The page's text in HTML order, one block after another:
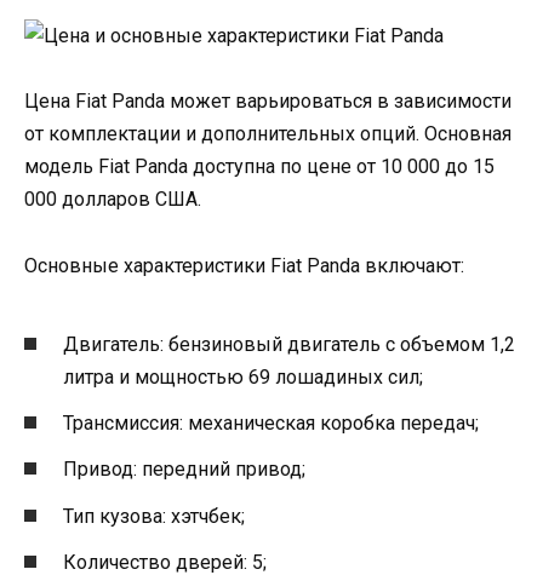
Цена Fiat Panda может варьироваться в зависимости
от комплектации и дополнительных опций. Основная
модель Fiat Panda доступна по цене от 10 000 до 15
000 долларов США.
Основные характеристики Fiat Panda включают:
Двигатель: бензиновый двигатель с объемом 1,2
литра и мощностью 69 лошадиных сил;
Трансмиссия: механическая коробка передач;
Привод: передний привод;
Тип кузова: хэтчбек;
Количество дверей: 5;